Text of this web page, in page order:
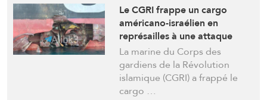
Le CGRI frappe un cargo
américano-israélien en
représailles à une attaque
contre un navire iranien
La marine du Corps des
gardiens de la Révolution
islamique (CGRI) a frappé le
cargo …